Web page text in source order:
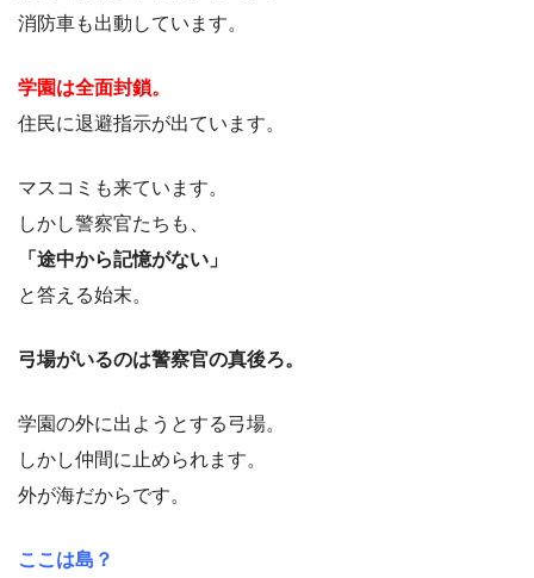
消防車も出動しています。
学園は全面封鎖。
住民に退避指示が出ています。
マスコミも来ています。
しかし警察官たちも、
「途中から記憶がない」
と答える始末。
弓場がいるのは警察官の真後ろ。
学園の外に出ようとする弓場。
しかし仲間に止められます。
外が海だからです。
ここは島？